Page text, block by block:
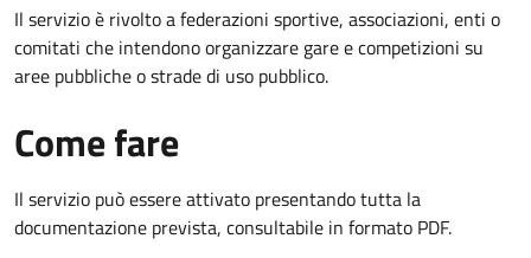
Il servizio è rivolto a federazioni sportive, associazioni, enti o
comitati che intendono organizzare gare e competizioni su
aree pubbliche o strade di uso pubblico.
Come fare
Il servizio può essere attivato presentando tutta la
documentazione prevista, consultabile in formato PDF.